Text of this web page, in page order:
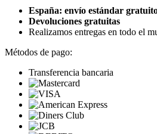
España: envío estándar
Devoluciones gratuitas
Realizamos entregas en todo el
Métodos de pago:
Transferencia bancaria